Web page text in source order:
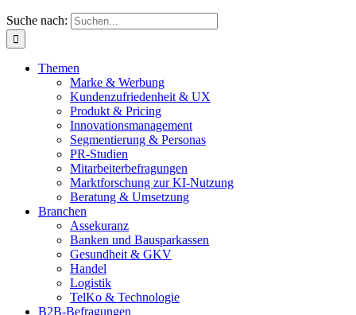
Suche nach:
Themen
Marke & Werbung
Kundenzufriedenheit & UX
Produkt & Pricing
Innovationsmanagement
Segmentierung & Personas
PR-Studien
Mitarbeiterbefragungen
Marktforschung zur KI-Nutzung
Beratung & Umsetzung
Branchen
Assekuranz
Banken und Bausparkassen
Gesundheit & GKV
Handel
Logistik
TelKo & Technologie
B2B-Befragungen